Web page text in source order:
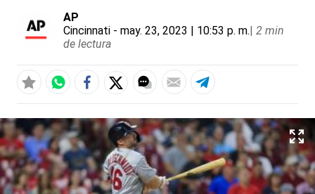
AP
Cincinnati - may. 23, 2023 | 10:53 p. m.| 2 min
de lectura